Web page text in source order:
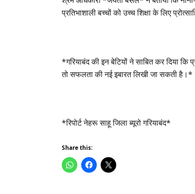
प्रतिभाशाली बच्चों को उच्च शिक्षा के लिए
*गरियाबंद की इन बेटियों ने साबित कर दिया
तो सफलता की नई इबारत लिखी जा सकती है।*
*रिपोर्ट नेहरू साहू जिला ब्यूरो गरियाबंद*
Share this: